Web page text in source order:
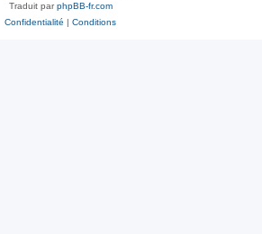
Traduit parphpBB-fr.com
Confidentialité | Conditions